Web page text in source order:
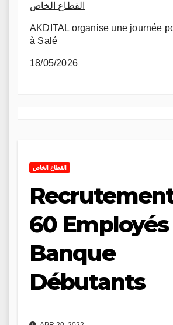
القطاع الخاص
AKDITAL organise une journée
à Salé
18/05/2026
القطاع الخاص
60
Banque
Débutants